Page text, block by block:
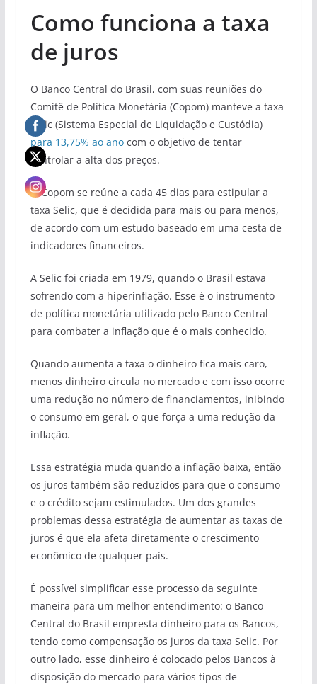
Como funciona a taxa
de juros
O Banco Central do Brasil, com suas reuniões do
Comitê de Política Monetária (Copom) manteve a taxa
Selic (Sistema Especial de Liquidação e Custódia)
para 13,75% ao anocom o objetivo de tentar
controlar a alta dos preços.
O Copom se reúne a cada 45 dias para estipular a
taxa Selic, que é decidida para mais ou para menos,
de acordo com um estudo baseado em uma cesta de
indicadores financeiros.
A Selic foi criada em 1979, quando o Brasil estava
sofrendo com a hiperinflação. Esse é o instrumento
de política monetária utilizado pelo Banco Central
para combater a inflação que é o mais conhecido.
Quando aumenta a taxa o dinheiro fica mais caro,
menos dinheiro circula no mercado e com isso ocorre
uma redução no número de financiamentos, inibindo
o consumo em geral, o que força a uma redução da
inflação.
Essa estratégia muda quando a inflação baixa, então
os juros também são reduzidos para que o consumo
e o crédito sejam estimulados. Um dos grandes
problemas dessa estratégia de aumentar as taxas de
juros é que ela afeta diretamente o crescimento
econômico de qualquer país.
É possível simplificar esse processo da seguinte
maneira para um melhor entendimento: o Banco
Central do Brasil empresta dinheiro para os Bancos,
tendo como compensação os juros da taxa Selic. Por
outro lado, esse dinheiro é colocado pelos Bancos à
disposição do mercado para vários tipos de